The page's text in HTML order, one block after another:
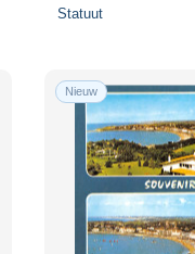
Statuut
Nieuw